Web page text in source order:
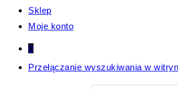
Sklep
Moje konto
0
Przełączanie wyszukiwania w